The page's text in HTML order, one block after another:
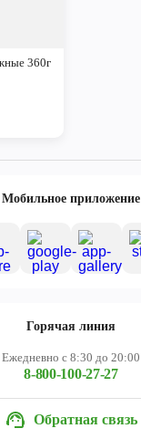
360г
Мобильное приложение
Горячая линия
Ежедневно с 8:30 до 20:00
8-800-100-27-27
Обратная связь